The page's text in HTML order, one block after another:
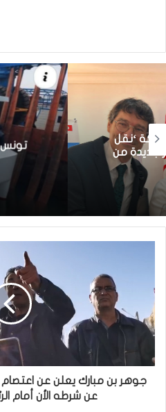
أخبار
تونس تطلق أول قارب صيد
الشمسية
جوهر بن مبارك يعلن عن
عن شرطه الأن أمام